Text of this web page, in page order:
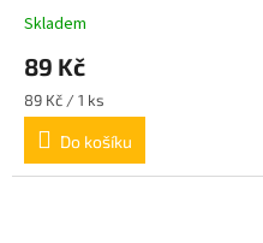
Skladem
89 Kč
Měrná
cena:
89 Kč / 1 ks
Do košíku